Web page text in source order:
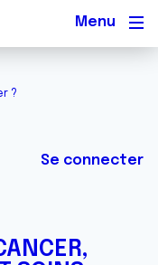
?
Se connecter